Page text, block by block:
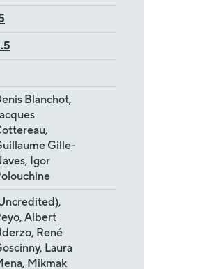
Blanchot,
Gille-
Igor
Albert
René
Laura
Mikmak